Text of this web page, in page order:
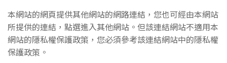
本網站的網頁提供其他網站的網路連結，您也可經由本網站
所提供的連結，點選進入其他網站。但該連結網站不適用本
網站的隱私權保護政策，您必須參考該連結網站中的隱私權
保護政策。